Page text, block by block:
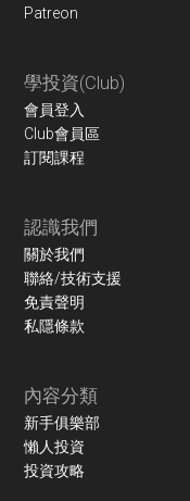
Patreon
學投資(Club)
會員登入
Club會員區
訂閱課程
認識我們
關於我們
聯絡/技術支援
免責聲明
私隱條款
內容分類
新手俱樂部
懶人投資
投資攻略